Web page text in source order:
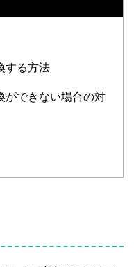
する方法
ができない場合の対